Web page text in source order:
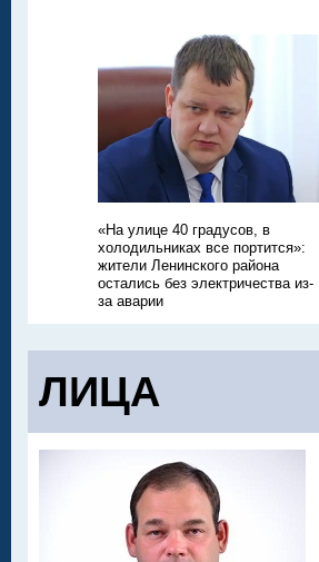
«На улице 40 градусов, в
холодильниках все портится»:
жители Ленинского района
остались без электричества из-
за аварии
ЛИЦА